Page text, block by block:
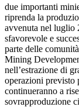
due importanti
riprenda la
avvenuta nel luglio
sfavorevole e
parte delle
Mining
nell’estrazione di
operazioni previsto
continueranno a
sovrapproduzione